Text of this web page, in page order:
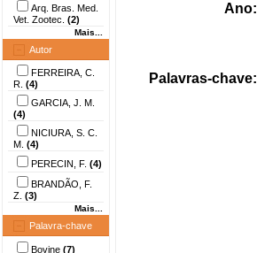
Arq. Bras. Med.
Vet. Zootec. (2)
Mais...
Autor
FERREIRA, C.
R. (4)
GARCIA, J. M.
(4)
NICIURA, S. C.
M. (4)
PERECIN, F. (4)
BRANDÃO, F.
Z. (3)
Mais...
Palavra-chave
Bovine (7)
Ano:
Palavras-chave: